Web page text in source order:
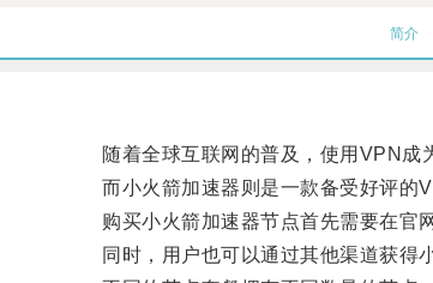
简介
随着全球互联网的普及，使用VPN成为
而小火箭加速器则是一款备受好评的
购买小火箭加速器节点首先需要在官网
同时，用户也可以通过其他渠道获得小